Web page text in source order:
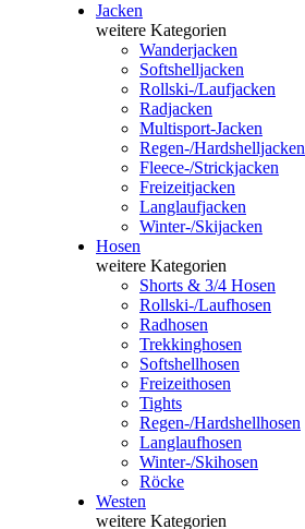
Jacken
weitere Kategorien
Wanderjacken
Softshelljacken
Rollski-/Laufjacken
Radjacken
Multisport-Jacken
Regen-/Hardshelljacken
Fleece-/Strickjacken
Freizeitjacken
Langlaufjacken
Winter-/Skijacken
Hosen
weitere Kategorien
Shorts & 3/4 Hosen
Rollski-/Laufhosen
Radhosen
Trekkinghosen
Softshellhosen
Freizeithosen
Tights
Regen-/Hardshellhosen
Langlaufhosen
Winter-/Skihosen
Röcke
Westen
weitere Kategorien